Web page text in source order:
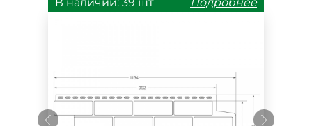
992kh392-